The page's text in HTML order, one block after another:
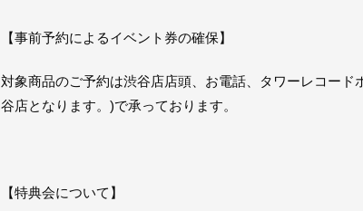
【事前予約によるイベント券の確保】
対象商品のご予約は渋谷店店頭、お電話、タワーレコード
谷店となります。)で承っております。
【特典会について】